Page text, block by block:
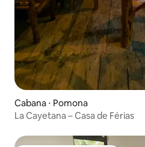
Cabana ⋅ Pomona
La Cayetana – Casa de Férias